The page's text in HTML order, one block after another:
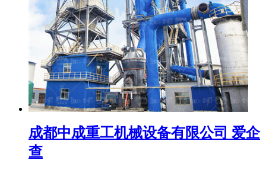
成都中成重工机械设备有限公司 爱企
查